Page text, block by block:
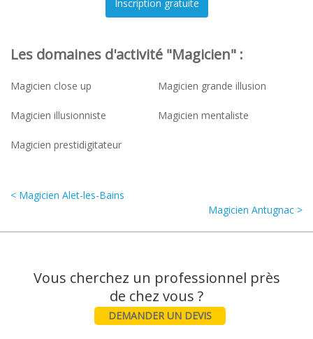
Les domaines d'activité "Magicien" :
Magicien close up Magicien grande illusion
Magicien illusionniste Magicien mentaliste
Magicien prestidigitateur
< Magicien Alet-les-Bains
Magicien Antugnac >
Vous cherchez un professionnel près
DEMANDER UN DEVIS